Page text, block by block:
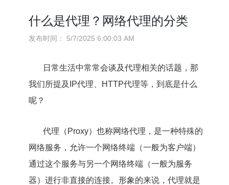
什么是代理？网络代理的分类
发布时间： 5/7/2025 6:00:03 AM
日常生活中常常会谈及代理相关的话题，那
我们所提及IP代理、HTTP代理等，到底是什么
呢？
代理（Proxy）也称网络代理，是一种特殊的
网络服务，允许一个网络终端（一般为客户端）
通过这个服务与另一个网络终端（一般为服务
器）进行非直接的连接。形象的来说，代理就是